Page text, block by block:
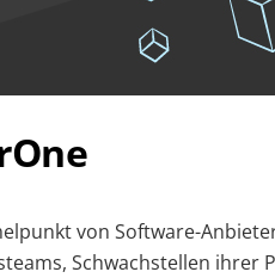
von Software-
Schwachstellen ihrer